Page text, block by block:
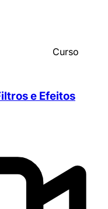
Curso
e Efeitos